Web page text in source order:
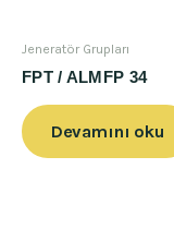
Jeneratör Grupları
FPT / ALMFP 34
Devamını oku